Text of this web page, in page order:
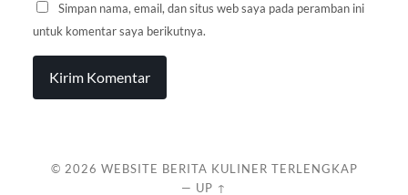
Simpan nama, email, dan situs web saya pada peramban ini
untuk komentar saya berikutnya.
© 2026 WEBSITE BERITA KULINER TERLENGKAP
— UP ↑